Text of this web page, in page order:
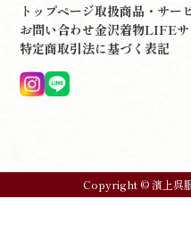
トップページ取扱商品・サー
お問い合わせ金沢着物LIFE
特定商取引法に基づく表記
Copyright © 濱上呉